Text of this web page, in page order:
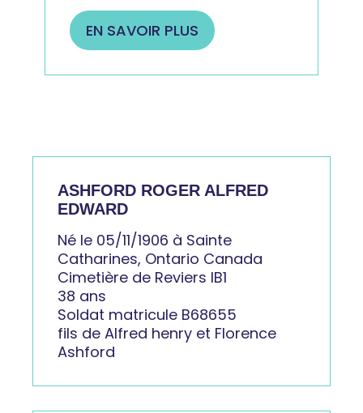
EN SAVOIR PLUS
ASHFORD ROGER ALFRED
EDWARD
Né le 05/11/1906 à Sainte
Catharines, Ontario Canada
Cimetière de Reviers IB1
38 ans
Soldat matricule B68655
fils de Alfred henry et Florence
Ashford